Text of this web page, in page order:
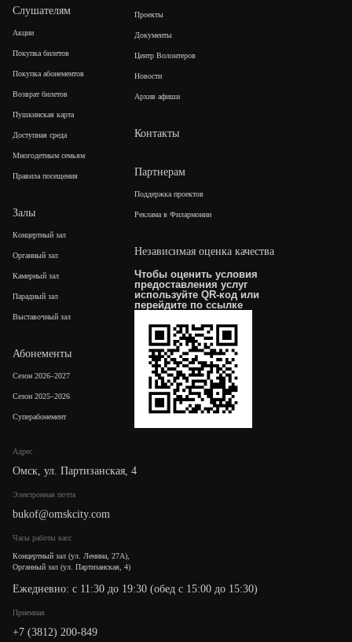
Адрес
Омск, ул. Партизанская, 4
Электронная почта
bukof@omskcity.com
Часы работы касс
Концертный зал (ул. Ленина, 27А),
Органный зал (ул. Партизанская, 4)
Ежедневно: с 11:30 до 19:30 (обед с 15:00 до 15:30)
Приемная
+7 (3812) 200-849
Слушателям
Акции
Покупка билетов
Покупка абонементов
Возврат билетов
Пушкинская карта
Доступная среда
Многодетным семьям
Правила посещения
Залы
Концертный зал
Органный зал
Камерный зал
Парадный зал
Выставочный зал
Абонементы
Сезон 2026–2027
Сезон 2025–2026
Суперабонемент
Проекты
Документы
Центр Волонтеров
Новости
Архив афиши
Контакты
Партнерам
Поддержка проектов
Реклама в Филармонии
Независимая оценка качества
Чтобы оценить условия
предоставления услуг
используйте QR-код или
перейдите по ссылке